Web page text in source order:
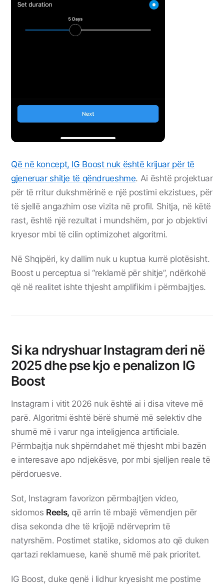
Që në koncept, IG Boost nuk është krijuar për të
gjeneruar shitje të qëndrueshme. Ai është projektuar
për të rritur dukshmërinë e një postimi ekzistues, për
të sjellë angazhim ose vizita në profil. Shitja, në këtë
rast, është një rezultat i mundshëm, por jo objektivi
kryesor mbi të cilin optimizohet algoritmi.
Në Shqipëri, ky dallim nuk u kuptua kurrë plotësisht.
Boost u perceptua si “reklamë për shitje”, ndërkohë
që në realitet ishte thjesht amplifikim i përmbajtjes.
Si ka ndryshuar Instagram deri në
2025 dhe pse kjo e penalizon IG
Boost
Instagram i vitit 2026 nuk është ai i disa viteve më
parë. Algoritmi është bërë shumë më selektiv dhe
shumë më i varur nga inteligjenca artificiale.
Përmbajtja nuk shpërndahet më thjesht mbi bazën
e interesave apo ndjekësve, por mbi sjelljen reale të
përdoruesve.
Sot, Instagram favorizon përmbajtjen video,
sidomos Reels, që arrin të mbajë vëmendjen për
disa sekonda dhe të krijojë ndërveprim të
natyrshëm. Postimet statike, sidomos ato që duken
qartazi reklamuese, kanë shumë më pak prioritet.
IG Boost, duke qenë i lidhur kryesisht me postime